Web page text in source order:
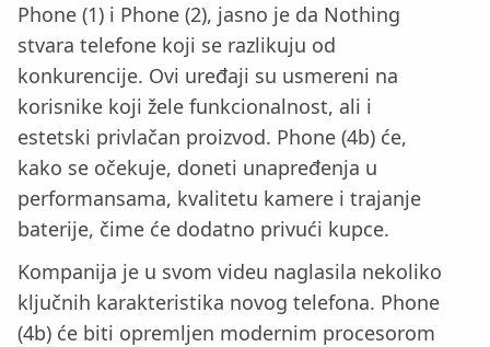
Phone (1) i Phone (2), jasno je da Nothing
stvara telefone koji se razlikuju od
konkurencije. Ovi uređaji su usmereni na
korisnike koji žele funkcionalnost, ali i
estetski privlačan proizvod. Phone (4b) će,
kako se očekuje, doneti unapređenja u
performansama, kvalitetu kamere i trajanje
baterije, čime će dodatno privući kupce.
Kompanija je u svom videu naglasila nekoliko
ključnih karakteristika novog telefona. Phone
(4b) će biti opremljen modernim procesorom